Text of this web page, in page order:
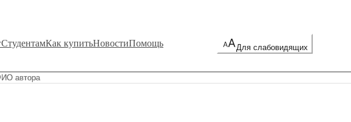
СтудентамКак купитьНовостиПомощь Для слабовидящих